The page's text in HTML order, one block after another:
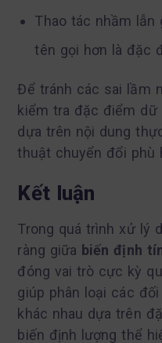
Thao tác nhầm lẫn
tên gọi hơn là đặc
Để tránh các sai lầm
kiểm tra đặc điểm dữ
dựa trên nội dung
thuật chuyển đổi phù
Kết luận
Trong quá trình xử lý
ràng giữa biến định
đóng vai trò cực kỳ
giúp phân loại các
khác nhau dựa trên
biến định lượng thể